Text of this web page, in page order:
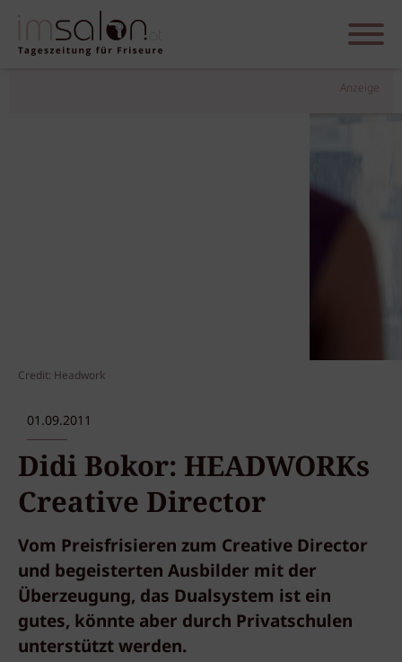
Anzeige
Credit: Headwork
01.09.2011
Didi Bokor: HEADWORKs
Creative Director
Vom Preisfrisieren zum Creative Director
und begeisterten Ausbilder mit der
Überzeugung, das Dualsystem ist ein
gutes, könnte aber durch Privatschulen
unterstützt werden.